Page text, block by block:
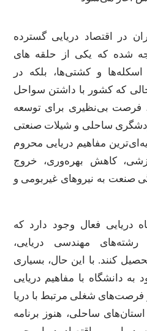
در اقتصاد دریایی گسترده
شده که یکی از حلقه های
و کشتی‌ها، بلکه در
که کشور با داشتن سواحل
فرصت بی‌نظیری برای توسعه
ساحلی و شیلات صنعتی
مفاهیم دریایی محروم
کاهش بهره‌وری، خروج
صنعت به نیروهای غیربومی و
دریایی فعال وجود دارد که
رشته‌های مهندسی دریایی،
کنند. با این حال، بسیاری
به دانشگاه با مفاهیم دریایی
فرصت‌های شغلی مرتبط با دریا
ساحلی، هنوز برنامه